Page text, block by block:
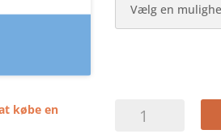
købe en
ARGENTINA